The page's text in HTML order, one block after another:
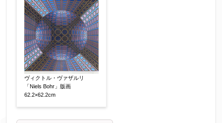
ヴィクトル・ヴァザルリ
「Niels Bohr」版画
62.2×62.2cm